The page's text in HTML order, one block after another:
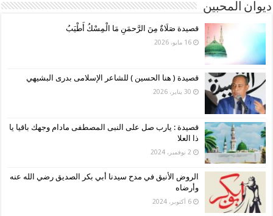
ديوان المحبين
قصيدة صَلَاةٌ مِنَ الرَّحمَنِ مَا الْمِسْكُ أَطْيَبُ
16 مايو، 2026
قصيدة ( هنا الحسين ) للشاعر الإسلامى بدرى البشيهي
30 يناير، 2026
قصيدة : يارب صل على النبى المصطفى مادام وجهك باقيا يا
ذا العلا
2 نوفمبر، 2024
الروض الأنيق في مدح سيدنا أبي بكر الصديق رضي الله عنه
وأرضاه
6 أكتوبر، 2024